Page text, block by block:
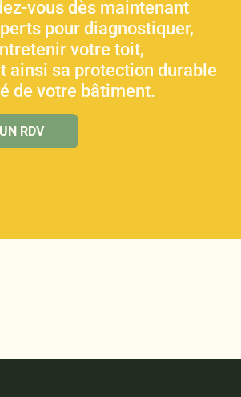
vous dès maintenant
pour diagnostiquer,
votre toit,
ainsi sa protection durable
de votre bâtiment.
RDV